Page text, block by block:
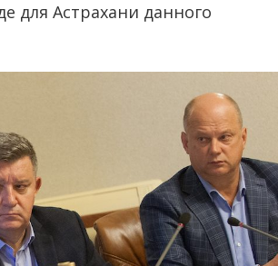
для Астрахани данного